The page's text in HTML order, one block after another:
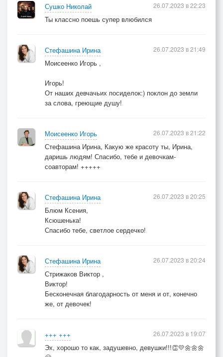
Сушко Николай
Ты классно поешь супер влюбился
26.07.2023 в 22:23
Стефашина Ирина
Моисеенко Игорь ,
Игорь!
От наших девчачьих посиделок:) поклон до земли
за слова, греющие душу!
26.07.2023 в 21:49
Моисеенко Игорь
Стефашина Ирина, Какую же красоту ты, Ирина,
даришь людям! Спасибо, тебе и девочкам-
соавторам! +++++
26.07.2023 в 21:22
Стефашина Ирина
Блюм Ксения,
Ксюшенька!
Спасибо тебе, светлое сердечко!
26.07.2023 в 20:25
Стефашина Ирина
Стрижаков Виктор ,
Виктор!
Бесконечная благодарность от меня и от, конечно
же, от девочек!
26.07.2023 в 20:24
+++ +++
Эх, хорошо то как, задушевно, девушки!!!👏💛🌼🌼🌼
26.07.2023 в 19:07